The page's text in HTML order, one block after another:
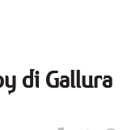
di Gallura